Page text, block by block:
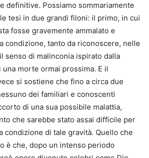
definitive. Possiamo sommariamente
tesi in due grandi filoni: il primo, in cui
fosse gravemente ammalato e
condizione, tanto da riconoscere, nelle
senso di malinconia ispirato dalla
morte ormai prossima. E il
si sostiene che fino a circa due
dei familiari e conoscenti
di una sua possibile malattia,
che sarebbe stato assai difficile per
condizione di tale gravità. Quello che
è che, dopo un intenso periodo